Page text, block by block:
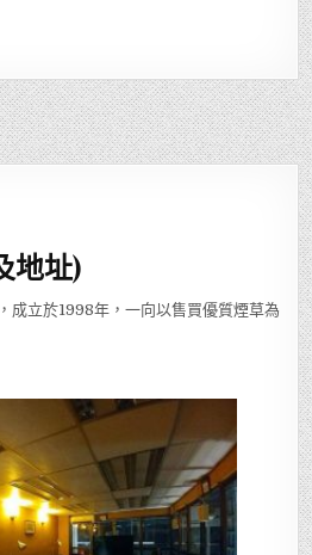
地址)
成立於1998年，一向以售買優質煙草為